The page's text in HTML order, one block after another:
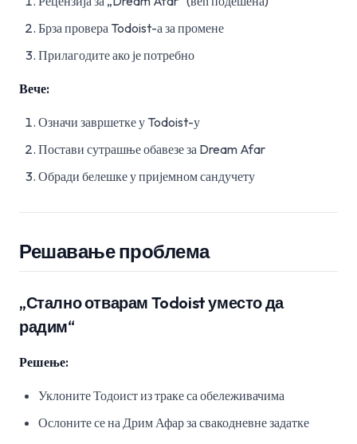
Брза провера Todoist-а за промене
Прилагодите ако је потребно
Вече:
Означи завршетке у Todoist-у
Постави сутрашње обавезе за Dream Afar
Обради белешке у пријемном сандучету
Решавање проблема
„Стално отварам Todoist уместо да
радим“
Решење:
Уклоните Тодоист из траке са обележивачима
Ослоните се на Дрим Афар за свакодневне задатке